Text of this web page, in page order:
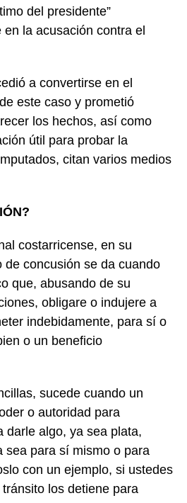
del presidente”
la acusación contra el
a convertirse en el
este caso y prometió
los hechos, así como
útil para probar la
citan varios medios
costarricense, en su
de concusión se da cuando
que, abusando de su
obligare o indujere a
indebidamente, para sí o
o un beneficio
sucede cuando un
o autoridad para
darle algo, ya sea plata,
sea para sí mismo o para
con un ejemplo, si ustedes
los detiene para